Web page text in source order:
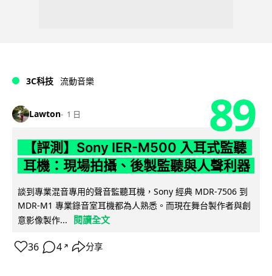
3C科技 流動音樂
Lawton 1 日 89
【評測】Sony IER-M500 入耳式監聽
耳機：現場拍攝、後製監聽與人聲利器
談到專業混音專用的聲音監聽耳機，Sony 經典 MDR-7506 到
MDR-M1 專業錄音室耳機都為人熟悉。而現在舞台製作者與創
意影像製作...
閱讀全文
36 4 ↗ 分享